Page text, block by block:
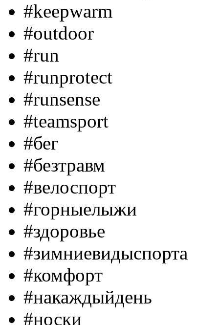
#keepwarm
#outdoor
#run
#runprotect
#runsense
#teamsport
#бег
#безтравм
#велоспорт
#горныелыжи
#здоровье
#зимниевидыспорта
#комфорт
#накаждыйдень
#носки